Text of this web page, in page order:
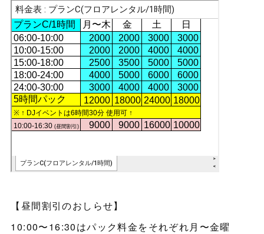
【昼間割引のおしらせ】
10:00〜16:30はパック料金をそれぞれ月〜金曜